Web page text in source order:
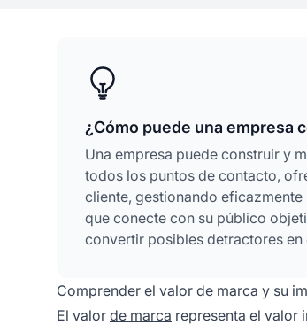
¿Cómo puede una empresa
Una empresa puede construir y
todos los puntos de contacto,
cliente, gestionando
que conecte con su público
convertir posibles detractores en
Comprender el valor de marca y su
El valor de marca representa el valor